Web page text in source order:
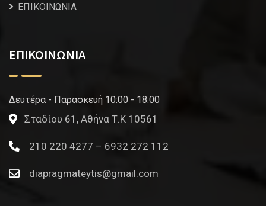
ΕΠΙΚΟΙΝΩΝΙΑ
ΕΠΙΚΟΙΝΩΝΙΑ
Δευτέρα - Παρασκευή 10:00 - 18:00
Σταδίου 61, Αθήνα Τ.Κ 10561
210 220 4277 – 6932 272 112
diapragmateytis@gmail.com